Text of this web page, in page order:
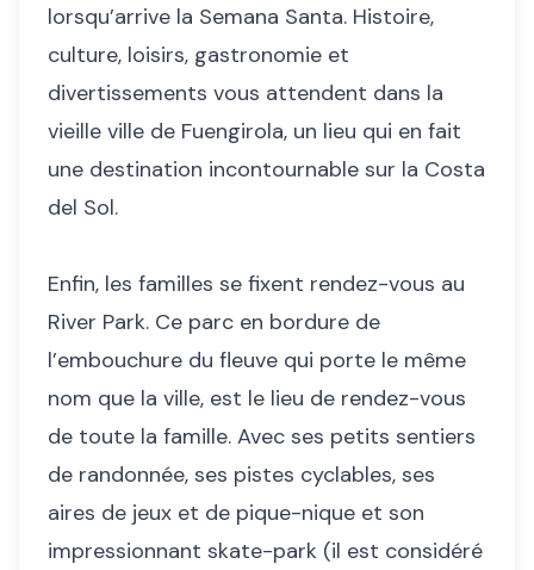
lorsqu’arrive la Semana Santa. Histoire,
culture, loisirs, gastronomie et
divertissements vous attendent dans la
vieille ville de Fuengirola, un lieu qui en fait
une destination incontournable sur la Costa
del Sol.
Enfin, les familles se fixent rendez-vous au
River Park. Ce parc en bordure de
l’embouchure du fleuve qui porte le même
nom que la ville, est le lieu de rendez-vous
de toute la famille. Avec ses petits sentiers
de randonnée, ses pistes cyclables, ses
aires de jeux et de pique-nique et son
impressionnant skate-park (il est considéré